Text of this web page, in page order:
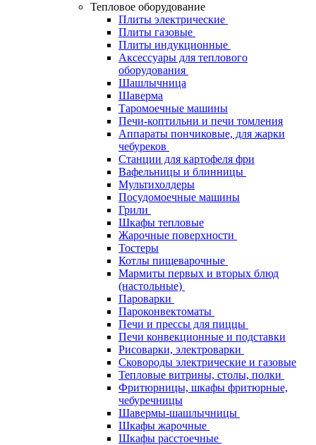
Тепловое оборудование
Плиты электрические
Плиты газовые
Плиты индукционные
Аксессуары для теплового
оборудования
Шашлычница
Шаверма
Таромоечные машины
Печи-коптильни и печи томления
Аппараты пончиковые, для жарки
чебуреков
Станции для картофеля фри
Вафельницы и блинницы
Мультихолдеры
Посудомоечные машины
Грили
Шкафы тепловые
Жарочные поверхности
Тостеры
Котлы пищеварочные
Мармиты первых и вторых блюд
(настольные)
Пароварки
Пароконвектоматы
Печи и прессы для пиццы
Печи конвекционные и подставки
Рисоварки, электроварки
Сковороды электрические и газовые
Тепловые витрины, столы, полки
Фритюрницы, шкафы фритюрные,
чебуречницы
Шавермы-шашлычницы
Шкафы жарочные
Шкафы расстоечные